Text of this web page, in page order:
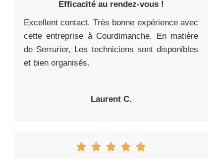
Efficacité au rendez-vous !
Excellent contact. Très bonne expérience avec
cette entreprise à Courdimanche. En matière
de Serrurier, Les techniciens sont disponibles
et bien organisés.
Laurent C.